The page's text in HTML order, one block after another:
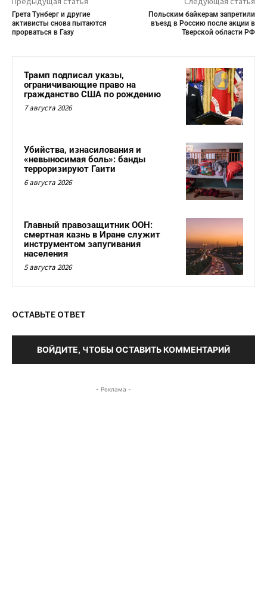
Грета Тунберг и другие
активисты снова пытаются
прорваться в Газу
Польским байкерам запретили
въезд в Россию после акции в
Тверской области РФ
Трамп подписал указы,
ограничивающие право на
гражданство США по рождению
7 августа 2026
Убийства, изнасилования и
«невыносимая боль»: банды
терроризируют Гаити
6 августа 2026
Главный правозащитник ООН:
смертная казнь в Иране служит
инструментом запугивания
населения
5 августа 2026
ОСТАВЬТЕ ОТВЕТ
ВОЙДИТЕ, ЧТОБЫ ОСТАВИТЬ КОММЕНТАРИЙ
- Реклама -